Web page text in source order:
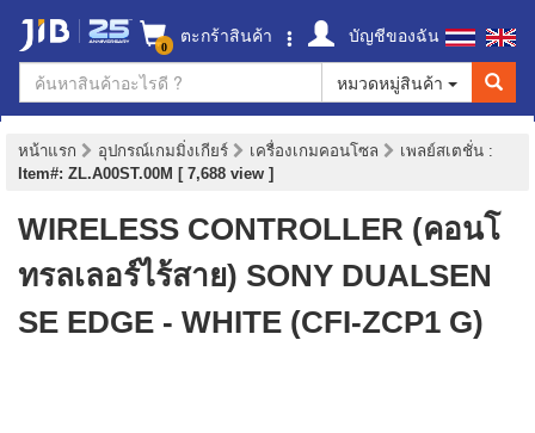
0 ตะกร้าสินค้า
บัญชีของฉัน
หมวดหมู่สินค้า
หน้าแรก อุปกรณ์เกมมิ่งเกียร์ เครื่องเกมคอนโซล เพลย์สเตชั่น :
Item#: ZL.A00ST.00M [ 7,688 view ]
WIRELESS CONTROLLER (คอนโ
ทรลเลอร์ไร้สาย) SONY DUALSEN
SE EDGE - WHITE (CFI-ZCP1 G)